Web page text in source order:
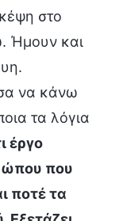
στο
Ήμουν και
να κάνω
τα λόγια
έργο
που
ποτέ τα